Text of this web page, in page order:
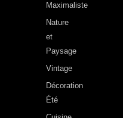
Maximaliste
Nature
et
Paysage
Vintage
Décoration
Été